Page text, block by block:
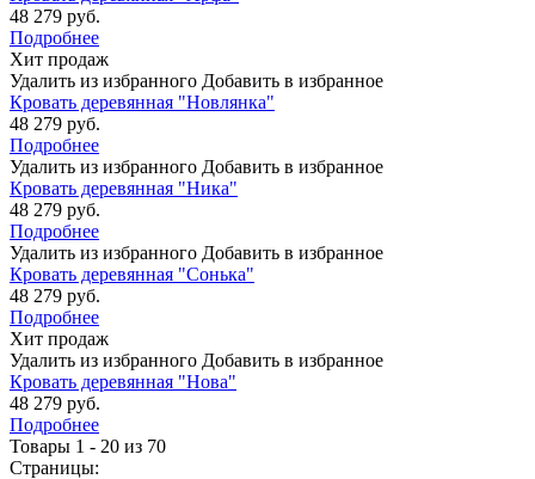
48 279 руб.
Подробнее
Хит продаж
Удалить из избранного Добавить в избранное
Кровать деревянная "Новлянка"
48 279 руб.
Подробнее
Удалить из избранного Добавить в избранное
Кровать деревянная "Ника"
48 279 руб.
Подробнее
Удалить из избранного Добавить в избранное
Кровать деревянная "Сонька"
48 279 руб.
Подробнее
Хит продаж
Удалить из избранного Добавить в избранное
Кровать деревянная "Нова"
48 279 руб.
Подробнее
Товары 1 - 20 из 70
Страницы: